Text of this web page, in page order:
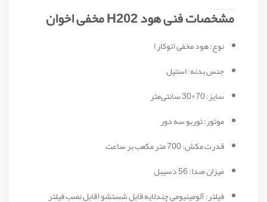
مشخصات فنی هود H202 مخفی اخوان
نوع: هود مخفی (توکار)
جنس بدنه: استیل
سایز: 70×30 سانتی‌متر
موتور: توربو سه دور
قدرت مکش: 700 متر مکعب بر ساعت
میزان صدا: 56 دسیبل
فیلتر: آلومینیومی چندلایه قابل شستشو (قابل نصب فیلتر